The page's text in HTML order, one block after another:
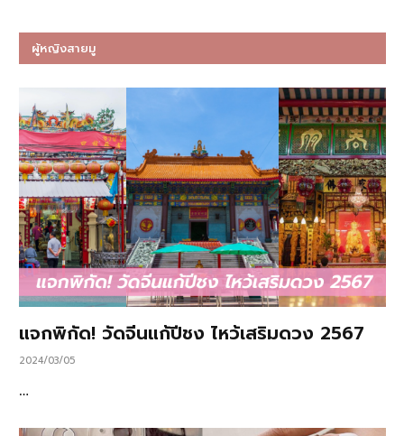
ผู้หญิงสายมู
แจกพิกัด! วัดจีนแก้ปีชง ไหว้เสริมดวง 2567
2024/03/05
…